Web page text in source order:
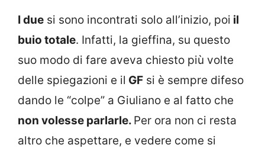
I due si sono incontrati solo all’inizio, poi il
buio totale. Infatti, la gieffina, su questo
suo modo di fare aveva chiesto più volte
delle spiegazioni e il GF si è sempre difeso
dando le “colpe” a Giuliano e al fatto che
non volesse parlarle. Per ora non ci resta
altro che aspettare, e vedere come si